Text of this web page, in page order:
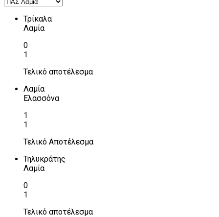
Τρίκαλα
Λαμία
0
1
Τελικό αποτέλεσμα
Λαμία
Ελασσόνα
1
1
Τελικό Αποτέλεσμα
Τηλυκράτης
Λαμία
0
1
Τελικό αποτέλεσμα